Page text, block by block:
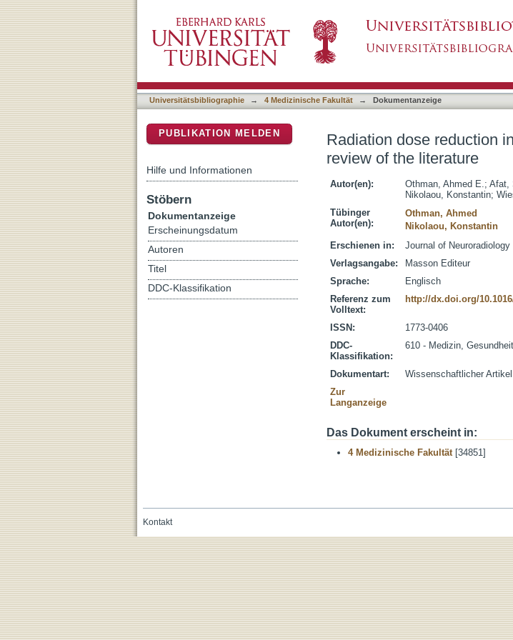
Universitätsbibliographie → 4 Medizinische Fakultät → Dokumentanzeige
Radiation dose reduction
review of the literature
Autor(en): Othman, Ahmed E.; Afat,
Nikolaou, Konstantin;
Tübinger
Autor(en):
Othman, Ahmed
Nikolaou, Konstantin
Erschienen in:
Journal of
Verlagsangabe:
Masson Editeur
Sprache:
Englisch
Referenz zum
Volltext:
http://dx.doi.org/
ISSN:
1773-0406
DDC-
Klassifikation:
610 - Medizin, Gesundheit
Dokumentart:
Wissenschaftlicher Artikel
Zur
Langanzeige
Das Dokument erscheint in:
4 Medizinische Fakultät[34851]
PUBLIKATION MELDEN
Hilfe und Informationen
Stöbern
Dokumentanzeige
Erscheinungsdatum
Autoren
Titel
DDC-Klassifikation
Kontakt